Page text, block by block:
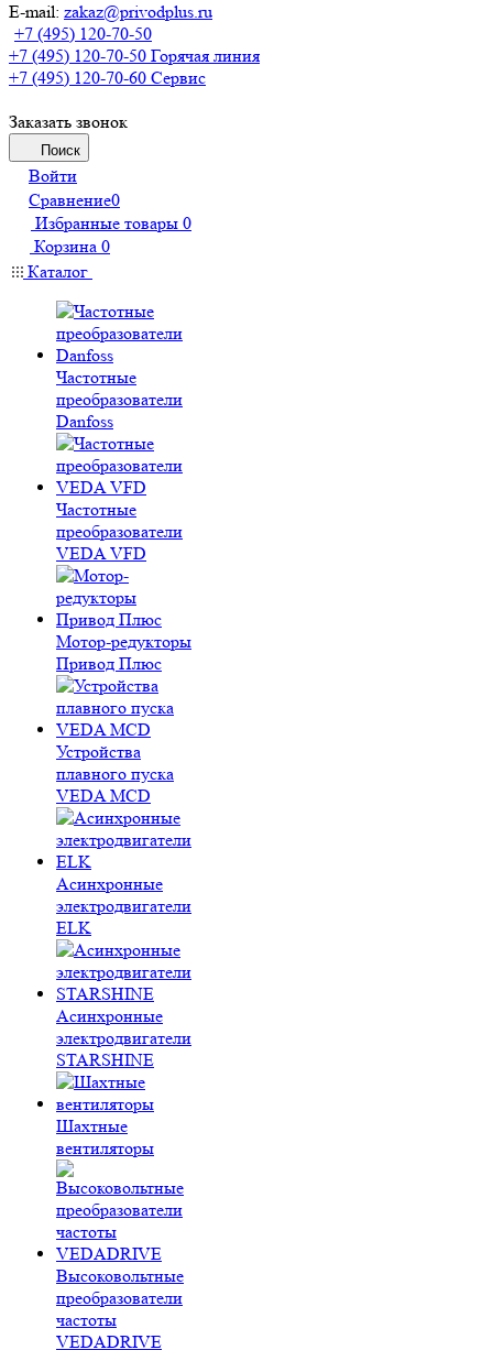
E-mail: zakaz@privodplus.ru
+7 (495) 120-70-50
+7 (495) 120-70-50 Горячая линия
+7 (495) 120-70-60 Сервис
Заказать звонок
Поиск
Войти
Сравнение0
Избранные товары 0
Корзина 0
Каталог
Частотные
преобразователи
Danfoss
Частотные
преобразователи
VEDA VFD
Мотор-редукторы
Привод Плюс
Устройства
плавного пуска
VEDA MCD
Асинхронные
электродвигатели
ELK
Асинхронные
электродвигатели
STARSHINE
Шахтные
вентиляторы
Высоковольтные
преобразователи
частоты
VEDADRIVE